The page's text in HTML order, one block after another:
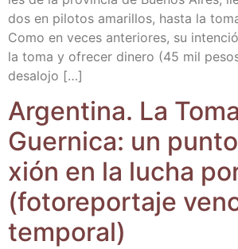
dos en pilo­tos ama­ri­llos, has­ta la
Como en veces ante­rio­res, su
la toma y ofre­cer dine­ro (45 mil
desalojo […]
Argen­ti­na. La
Guer­ni­ca: un
xión en la lucha
(foto­re­por­ta­je
temporal)